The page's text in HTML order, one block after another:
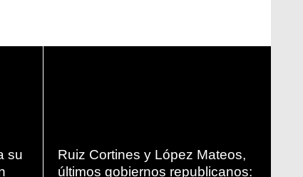
su
Ruiz Cortines y López Mateos,
últimos gobiernos republicanos: